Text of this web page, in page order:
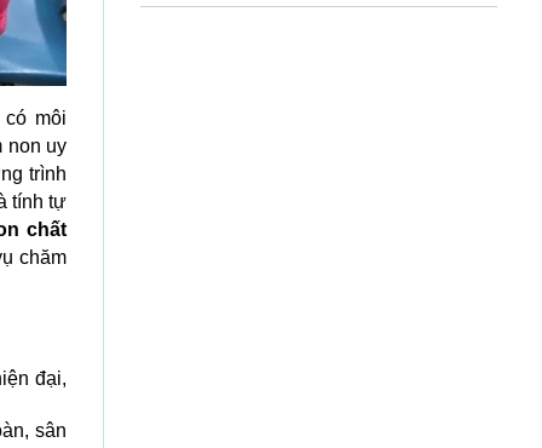
môi
non uy
trình
tính tự
chất
chăm
đại,
sân